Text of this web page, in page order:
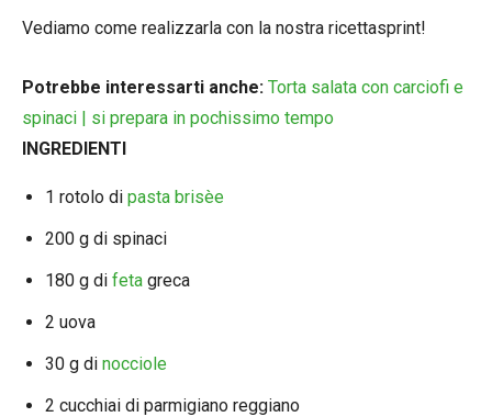
Vediamo come realizzarla con la nostra ricettasprint!
Potrebbe interessarti anche: Torta salata con carciofi e
spinaci | si prepara in pochissimo tempo
INGREDIENTI
1 rotolo di pasta brisèe
200 g di spinaci
180 g di feta greca
2 uova
30 g di nocciole
2 cucchiai di parmigiano reggiano